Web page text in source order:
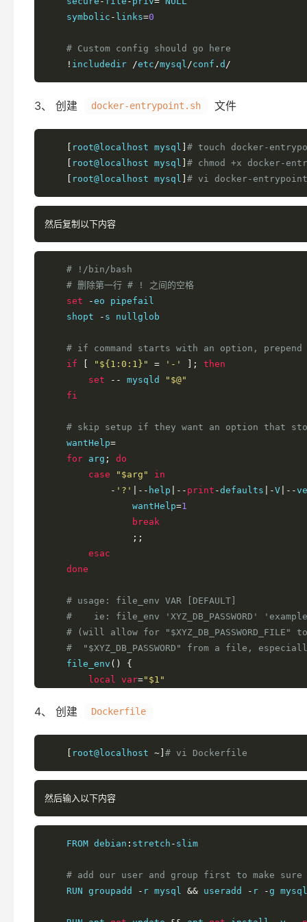
    symbolic
- links=0
# Custom config should go here
! includedir /etc/mysql/conf . d /
3、 创建 docker-entrypoint.sh 文件
root@localhost mysql # touch docker-
root@localhost mysql # chmod +x docker-
root@localhost mysql # vi docker-
然后复制以下内容
# !/bin/bash
# 删除第一行 # ! 之间的空格
set
-eo pipefail
    shopt
- s nullglob
# if command starts with an option, prepend
if
"${1:0:1}" = '-' ];
then
set
-- mysqld
"$@"
fi
# skip setup if they want an option that
    wantHelp
=
for arg ;
do
case
"$arg"
in
- '?' |-- help |-- print -defaults |-V |--
                wantHelp
=1
break
;;
esac
done
# usage: file_env VAR [DEFAULT]
#    ie: file_env 'XYZ_DB_PASSWORD'
# (will allow for
#  "$XYZ_DB_PASSWORD" from a file,
    file_env
()
{
local var="$1"
local def="${2:-}"
exit
1
fi
if [
elif
"${!fileVar:-}"
fi
"$var"
"$val"
4、 创建 Dockerfile
root@localhost ~] # vi Dockerfile
然后输入以下内容
    FROM debian
: stretch - slim
# add our user and group first to make
    RUN groupadd
- r mysql && useradd - r -g